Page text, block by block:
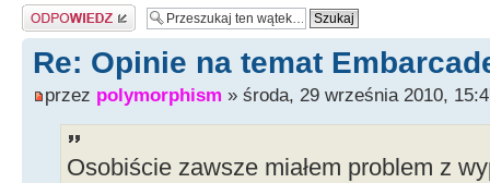
Odpowiedz
Re: Opinie na temat
przez polymorphism » środa, 29 września 2010,
Osobiście zawsze miałem problem z